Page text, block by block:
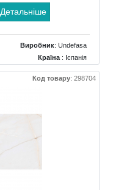
Детальніше
Виробник: Undefasa
Країна : Іспанія
Поверхня: Матова
Колір: Білий
Кількість дизайнів
Код товару: 298704